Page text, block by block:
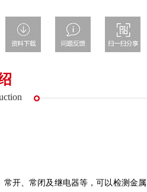
开、常闭及继电器等，可以检测金属